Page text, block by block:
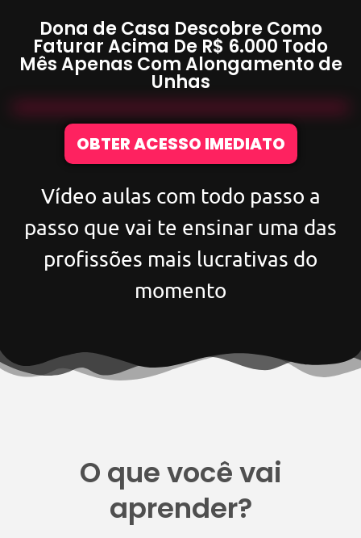
Dona de Casa Descobre Como
Faturar Acima De R$ 6.000 Todo
Mês Apenas ComAlongamento de
Unhas
OBTER ACESSO IMEDIATO
Vídeo aulas com todo passo a
passo que vai te ensinar uma das
profissões mais lucrativas do
momento
O que você vai
aprender?